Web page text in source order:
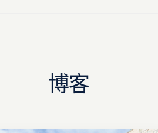
博客